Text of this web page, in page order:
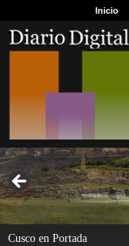
Inicio
Cusco en Portada